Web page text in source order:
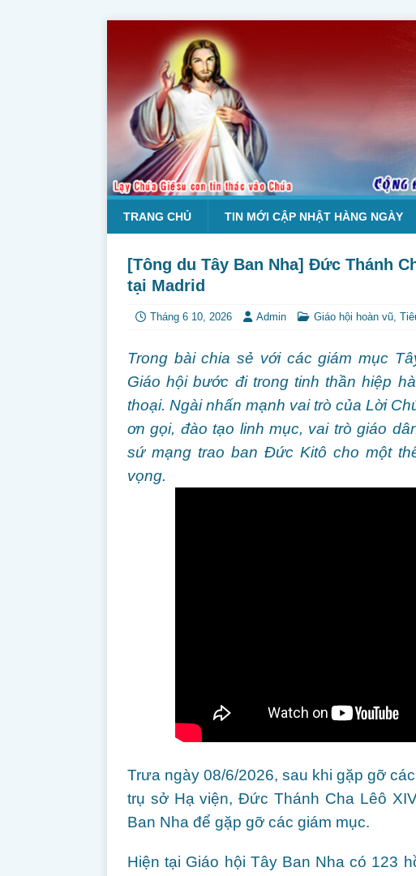
TRANG CHỦ TIN MỚI CẬP NHẬT HÀNG NGÀY
[Tông du Tây Ban Nha] Đức Thánh
tại Madrid
Tháng 6 10, 2026 Admin Giáo hội hoàn vũ,
Trong bài chia sẻ với các giám mục
Giáo hội bước đi trong tinh thần hiệp
thoại. Ngài nhấn mạnh vai trò của Lời
ơn gọi, đào tạo linh mục, vai trò giáo
sứ mạng trao ban Đức Kitô cho một
vọng.
Trưa ngày 08/6/2026, sau khi gặp gỡ
trụ sở Hạ viện, Đức Thánh Cha Lêô
Ban Nha để gặp gỡ các giám mục.
Hiện tại Giáo hội Tây Ban Nha có 123